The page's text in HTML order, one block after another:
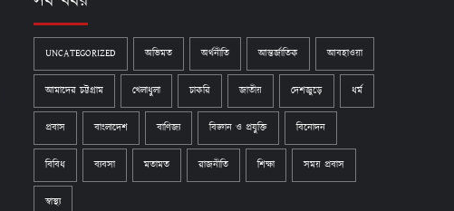
UNCATEGORIZED অভিমত অর্থনীতি আন্তর্জাতিক আবহাওয়া
আমাদের চট্টগ্রাম খেলাধুলা চাকরি জাতীয় দেশজুড়ে ধর্ম
প্রবাস বাংলাদেশ বাণিজ্য বিজ্ঞান ও প্রযুক্তি বিনোদন
বিবিধ ব্যবসা মতামত রাজনীতি শিক্ষা সময় প্রবাস
স্বাস্থ্য